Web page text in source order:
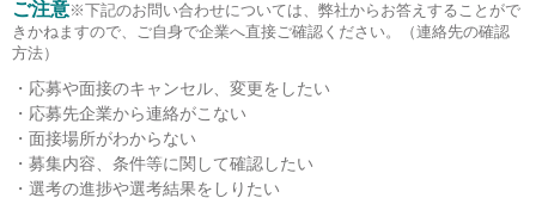
ご注意※下記のお問い合わせについては、弊社からお答えすることがで
きかねますので、ご自身で企業へ直接ご確認ください。（連絡先の確認
方法）
応募や面接のキャンセル、変更をしたい
応募先企業から連絡がこない
面接場所がわからない
募集内容、条件等に関して確認したい
選考の進捗や選考結果をしりたい